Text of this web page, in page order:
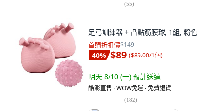
(55)
足弓訓練器 + 凸點筋膜球, 1組, 粉色
首購折扣價$149
40% $89 ($89.00/1個)
明天 8/10 (一) 預計送達
酷澎直售 ∙ WOW免運 ∙ 免費退貨
(182)